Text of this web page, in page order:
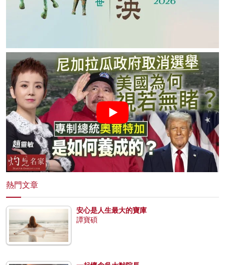
熱門文章
安心是人生最大的寶庫
譚寶碩